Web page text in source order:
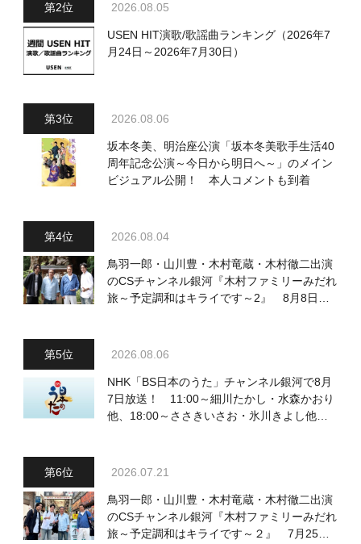
2026.08.05
USEN HIT演歌/歌謡曲ランキング（2026年7
月24日～2026年7月30日）
2026.08.06
坂本冬美、明治座公演「坂本冬美歌手生活40
周年記念公演～今日から明日へ～」のメイン
ビジュアル公開！ 本人コメントも到着
2026.08.04
鳥羽一郎・山川豊・木村竜蔵・木村徹二出演
のCSチャンネル銀河『木村ファミリーみだれ
旅～予定調和はキライです～2』 8月8日
2026.08.06
NHK「BS日本のうた」チャンネル銀河で8月
7日放送！ 11:00～細川たかし・水森かおり
他、18:00～ささきいさお・氷川きよし他登
2026.07.21
鳥羽一郎・山川豊・木村竜蔵・木村徹二出演
のCSチャンネル銀河『木村ファミリーみだれ
旅～予定調和はキライです～２』 7月25日